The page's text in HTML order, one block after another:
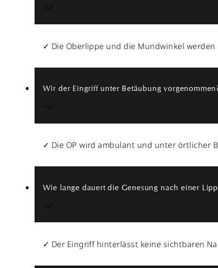
✓ Die Oberlippe und die Mundwinkel
Wir der Eingriff unter Betäubung
✓ Die OP wird ambulant und unter örtlicher
Wie lange dauert die Genesung nach einer
✓ Der Eingriff hinterlässt keine sichtbaren